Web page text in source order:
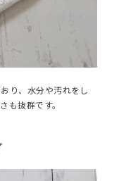
り、水分や汚れをし
も抜群です。